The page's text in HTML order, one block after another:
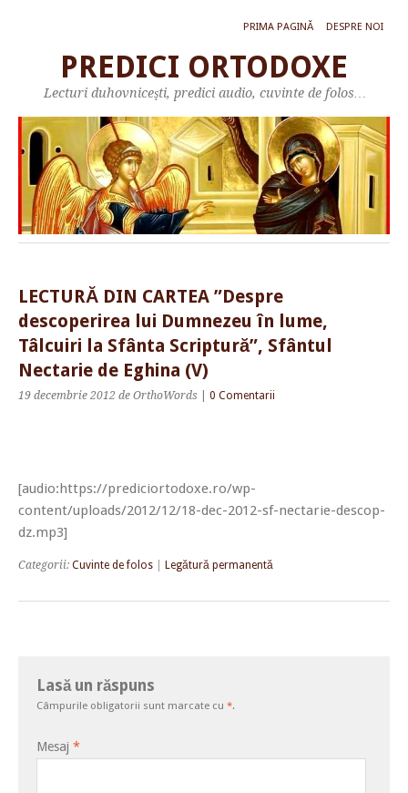
PRIMA PAGINĂ DESPRE NOI
PREDICI ORTODOXE
Lecturi duhovniceşti, predici audio, cuvinte de folos…
LECTURĂ DIN CARTEA ”Despre
descoperirea lui Dumnezeu în lume,
Tâlcuiri la Sfânta Scriptură”, Sfântul
Nectarie de Eghina (V)
19 decembrie 2012 de OrthoWords 0 Comentarii
[audio:https://prediciortodoxe.ro/wp-
content/uploads/2012/12/18-dec-2012-sf-nectarie-descop-
dz.mp3]
Categorii: Cuvinte de folos Legătură permanentă
Lasă un răspuns
Câmpurile obligatorii sunt marcate cu *.
Mesaj *